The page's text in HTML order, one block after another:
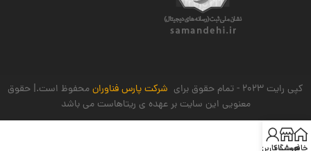
کپی رایت 2023 - تمام حقوق برای شرکت پارس فناورانمحفوظ است.| حقوق
معنویی این سایت بر عهده ی ریتاهاست می باشد
خانهفروشگاه
حساب کاربری من